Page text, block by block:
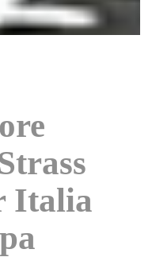
Italia